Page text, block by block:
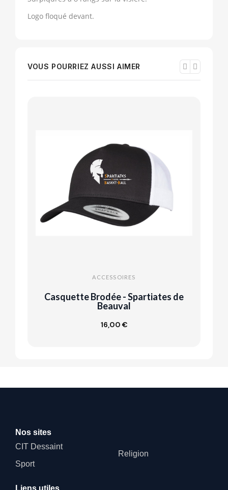
Logo floqué devant.
VOUS POURRIEZ AUSSI AIMER
ACCESSOIRES
Casquette Brodée - Spartiates de
Beauval
16,00 €
Ajouter au panier
Nos sites
CIT Dessaint
Sport
Religion